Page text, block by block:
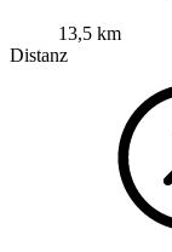
13,5 km
Distanz